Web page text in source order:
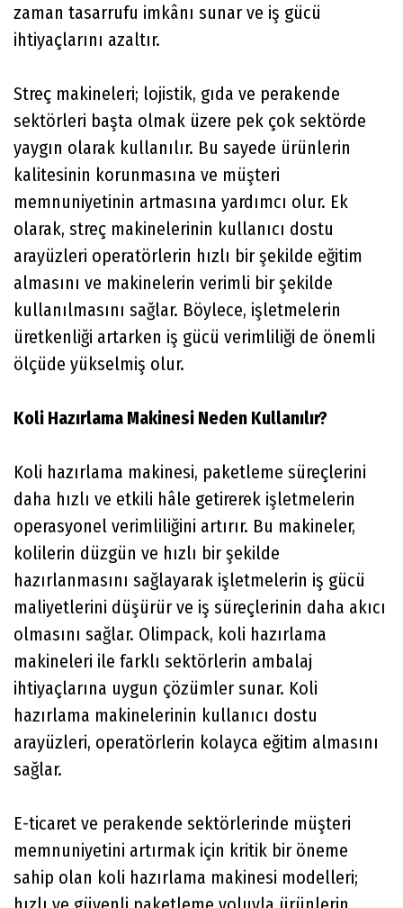
zaman tasarrufu imkânı sunar ve iş gücü
ihtiyaçlarını azaltır.
Streç makineleri; lojistik, gıda ve perakende
sektörleri başta olmak üzere pek çok sektörde
yaygın olarak kullanılır. Bu sayede ürünlerin
kalitesinin korunmasına ve müşteri
memnuniyetinin artmasına yardımcı olur. Ek
olarak, streç makinelerinin kullanıcı dostu
arayüzleri operatörlerin hızlı bir şekilde eğitim
almasını ve makinelerin verimli bir şekilde
kullanılmasını sağlar. Böylece, işletmelerin
üretkenliği artarken iş gücü verimliliği de önemli
ölçüde yükselmiş olur.
Koli Hazırlama Makinesi Neden Kullanılır?
Koli hazırlama makinesi, paketleme süreçlerini
daha hızlı ve etkili hâle getirerek işletmelerin
operasyonel verimliliğini artırır. Bu makineler,
kolilerin düzgün ve hızlı bir şekilde
hazırlanmasını sağlayarak işletmelerin iş gücü
maliyetlerini düşürür ve iş süreçlerinin daha akıcı
olmasını sağlar. Olimpack, koli hazırlama
makineleri ile farklı sektörlerin ambalaj
ihtiyaçlarına uygun çözümler sunar. Koli
hazırlama makinelerinin kullanıcı dostu
arayüzleri, operatörlerin kolayca eğitim almasını
sağlar.
E-ticaret ve perakende sektörlerinde müşteri
memnuniyetini artırmak için kritik bir öneme
sahip olan koli hazırlama makinesi modelleri;